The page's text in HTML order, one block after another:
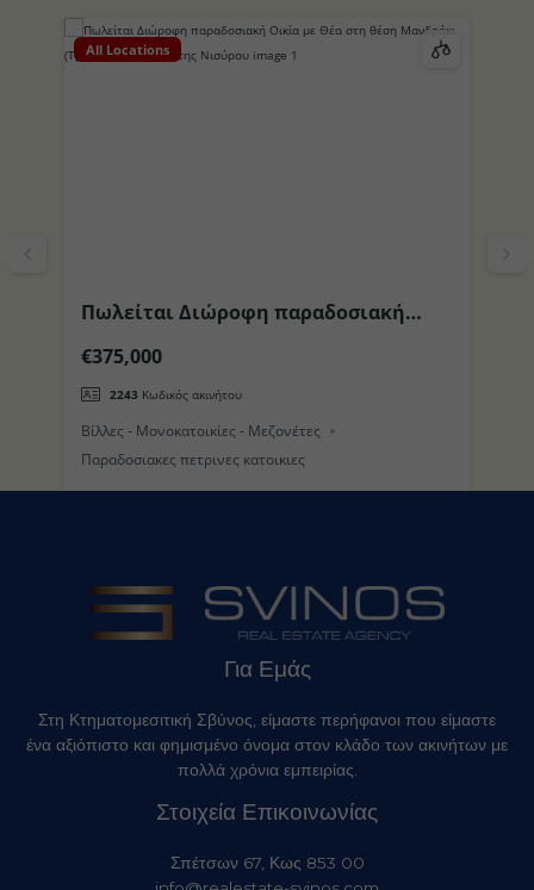
All Locations
Πωλείται Διώροφη παραδοσιακή
(Τρούλος) στο Νησί της Νισύρου
€375,000
2243 Κωδικός ακινήτου
Βίλλες - Μονοκατοικίες - Μεζονέτες
Παραδοσιακες πετρινες κατοικιες
Για Εμάς
Στη Κτηματομεσιτική Σβύνος, είμαστε περήφανοι που είμαστε
ένα αξιόπιστο και φημισμένο όνομα στον κλάδο των ακινήτων με
πολλά χρόνια εμπειρίας.
Στοιχεία Επικοινωνίας
Σπέτσων 67, Κως 853 00